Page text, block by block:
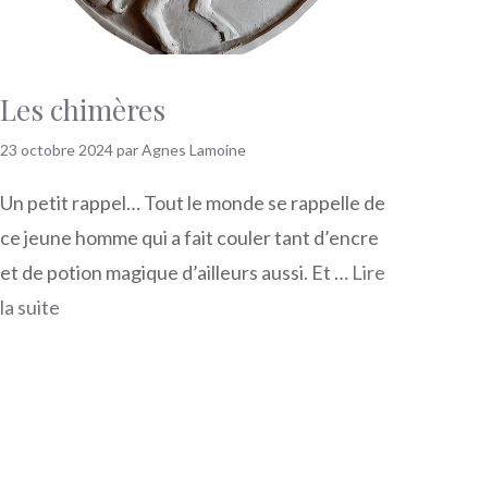
Les chimères
23 octobre 2024parAgnes Lamoine
Un petit rappel… Tout le monde se rappelle de
ce jeune homme qui a fait couler tant d’encre
et de potion magique d’ailleurs aussi. Et … Lire
la suite